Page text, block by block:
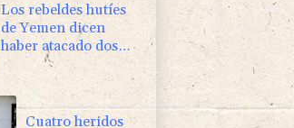
Los rebeldes hutíes
de Yemen dicen
haber atacado dos
petrolero sauditas
Cuatro heridos